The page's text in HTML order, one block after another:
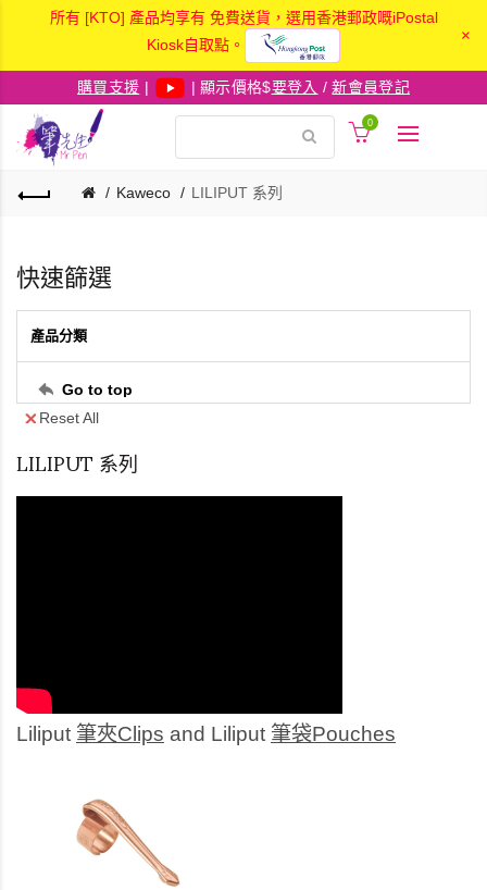
所有 [KTO] 產品均享有 免費送貨，選用香港郵政嘅iPostal
Kiosk自取點。
×
購買支援 | | 顯示價格$要登入 /新會員登記
0
Kaweco LILIPUT 系列
快速篩選
產品分類
Go to top
Reset All
LILIPUT 系列
Liliput 筆夾Clips and Liliput 筆袋Pouches